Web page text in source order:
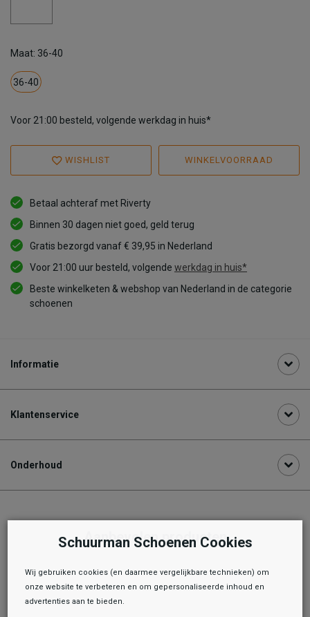
Maat: 36-40
36-40
Voor 21:00 besteld, volgende werkdag in huis*
WISHLIST WINKELVOORRAAD
Betaal achteraf met Riverty
Binnen 30 dagen niet goed, geld terug
Gratis bezorgd vanaf € 39,95 in Nederland
Voor 21:00 uur besteld, volgende werkdag in huis*
Beste winkelketen & webshop van Nederland in de categorie
schoenen
Informatie
Klantenservice
Onderhoud
Aanbevolen producten
Schuurman Schoenen Cookies
Wij gebruiken cookies (en daarmee vergelijkbare technieken) om
onze website te verbeteren en om gepersonaliseerde inhoud en
advertenties aan te bieden.